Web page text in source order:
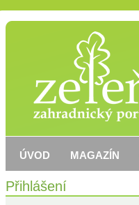
Přihlášení
ÚVOD MAGAZÍN